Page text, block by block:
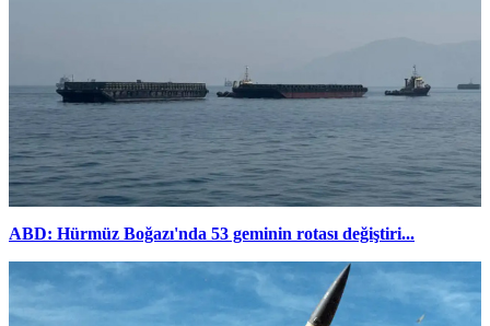
ABD: Hürmüz Boğazı'nda 53 geminin rotası değiştiri...